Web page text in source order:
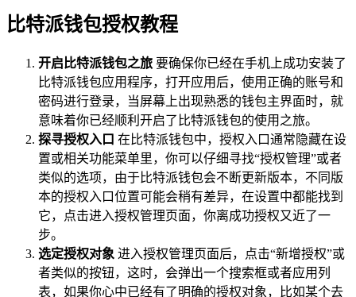
比特派钱包授权教程
开启比特派钱包之旅 要确保你已经在手机上成功安装了
比特派钱包应用程序，打开应用后，使用正确的账号和
密码进行登录，当屏幕上出现熟悉的钱包主界面时，就
意味着你已经顺利开启了比特派钱包的使用之旅。
探寻授权入口 在比特派钱包中，授权入口通常隐藏在设
置或相关功能菜单里，你可以仔细寻找“授权管理”或者
类似的选项，由于比特派钱包会不断更新版本，不同版
本的授权入口位置可能会稍有差异，在设置中都能找到
它，点击进入授权管理页面，你离成功授权又近了一
步。
选定授权对象 进入授权管理页面后，点击“新增授权”或
者类似的按钮，这时，会弹出一个搜索框或者应用列
表，如果你心中已经有了明确的授权对象，比如某个去